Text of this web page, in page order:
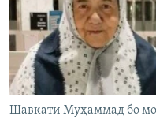
Шавкати Муҳаммад бо